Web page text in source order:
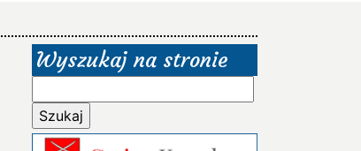
Wyszukaj na stronie